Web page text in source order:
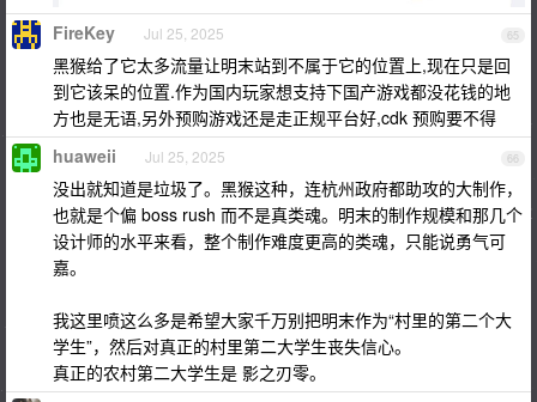
65
FireKey Jul 25, 2025
黑猴给了它太多流量让明末站到不属于它的位置上,现在只是回
到它该呆的位置.作为国内玩家想支持下国产游戏都没花钱的地
方也是无语,另外预购游戏还是走正规平台好,cdk 预购要不得
66
huaweii Jul 25, 2025
没出就知道是垃圾了。黑猴这种，连杭州政府都助攻的大制作，
也就是个偏 boss rush 而不是真类魂。明末的制作规模和那几个
设计师的水平来看，整个制作难度更高的类魂，只能说勇气可
嘉。
我这里喷这么多是希望大家千万别把明末作为“村里的第二个大
学生”，然后对真正的村里第二大学生丧失信心。
真正的农村第二大学生是 影之刃零。